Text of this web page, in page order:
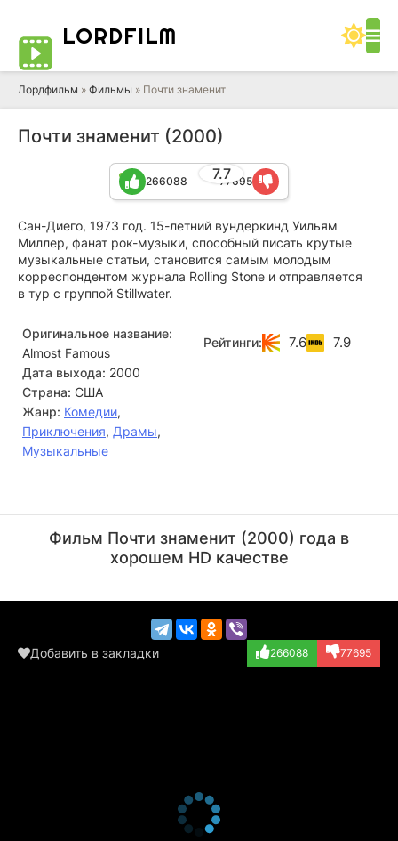
LORDFILM
Лордфильм » Фильмы » Почти знаменит
Почти знаменит (2000)
7.7
266088 77695
Сан-Диего, 1973 год. 15-летний вундеркинд Уильям
Миллер, фанат рок-музыки, способный писать крутые
музыкальные статьи, становится самым молодым
корреспондентом журнала Rolling Stone и отправляется
в тур с группой Stillwater.
Оригинальное название:
Almost Famous
Дата выхода: 2000
Страна: США
Жанр: Комедии,
Приключения, Драмы,
Музыкальные
Рейтинги: 7.6 7.9
(Concert Goer /...)
(Rocker, в титра...)
Фильм Почти знаменит (2000) года в
хорошем HD качестве
Добавить в закладки 266088 77695